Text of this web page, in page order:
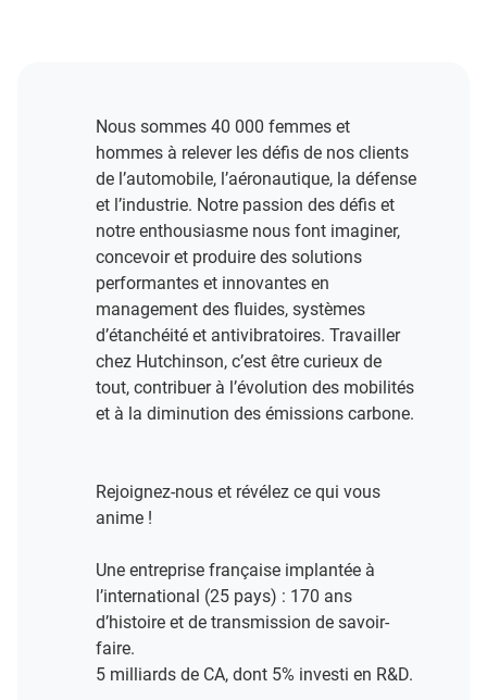
Nous sommes 40 000 femmes et
hommes à relever les défis de nos clients
de l’automobile, l’aéronautique, la défense
et l’industrie. Notre passion des défis et
notre enthousiasme nous font imaginer,
concevoir et produire des solutions
performantes et innovantes en
management des fluides, systèmes
d’étanchéité et antivibratoires. Travailler
chez Hutchinson, c’est être curieux de
tout, contribuer à l’évolution des mobilités
et à la diminution des émissions carbone.
Rejoignez-nous et révélez ce qui vous
anime !​
Une entreprise française implantée à
l’international (25 pays) : 170 ans
d’histoire et de transmission de savoir-
faire.​
5 milliards de CA, dont 5% investi en R&D​.